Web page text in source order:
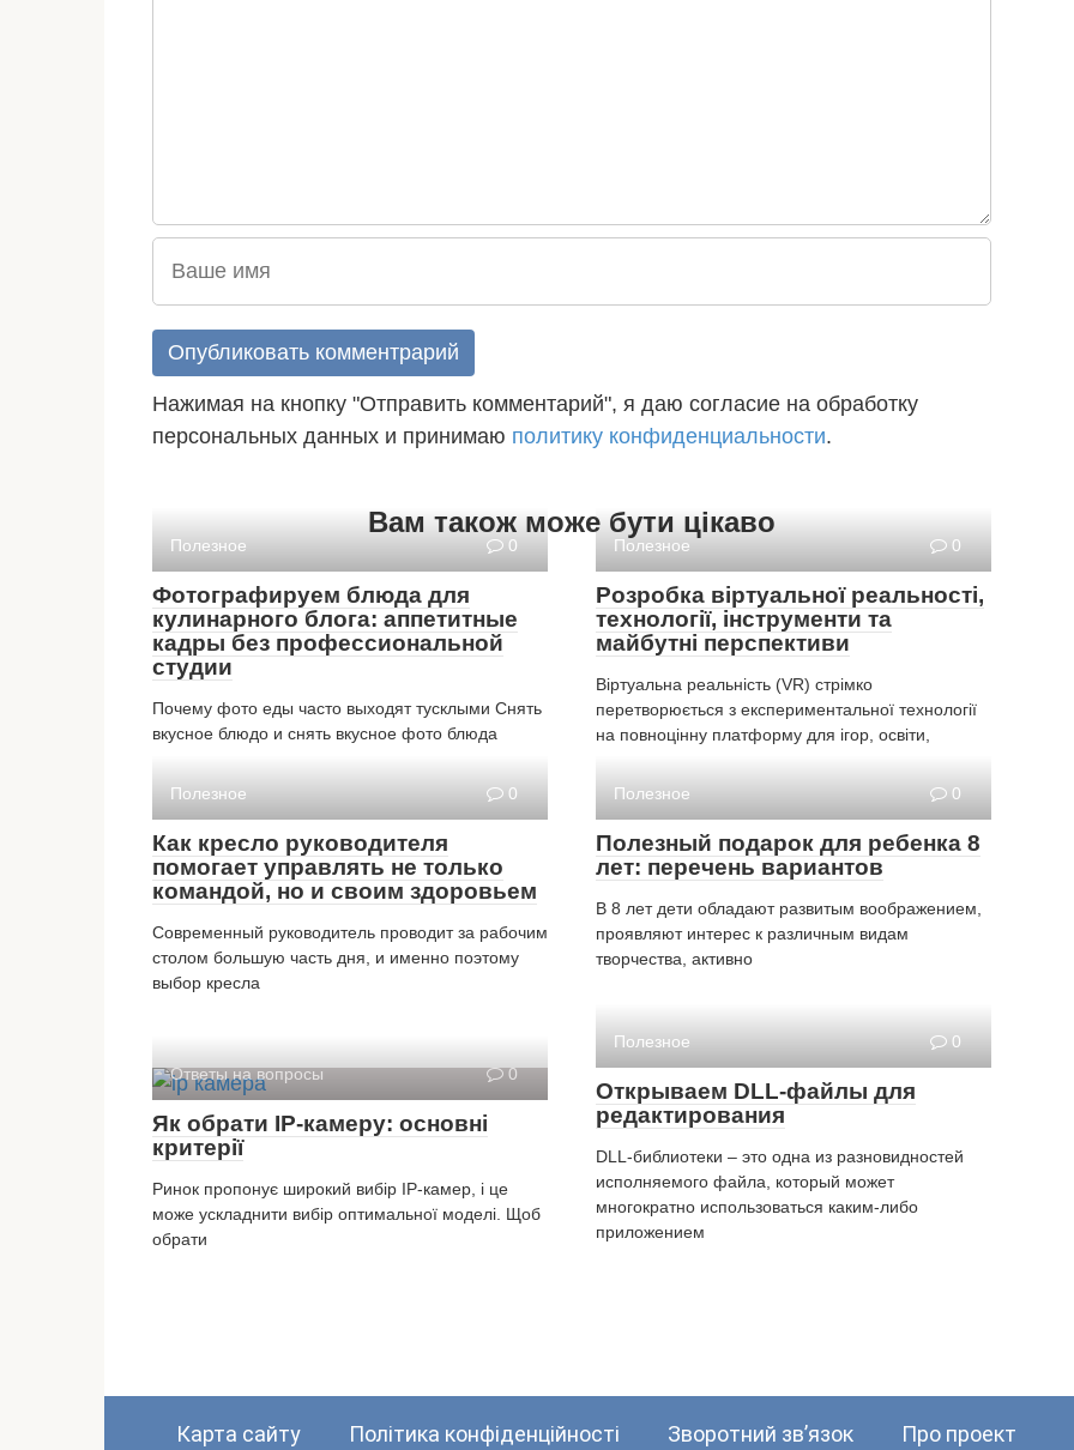
Нажимая на кнопку "Отправить комментарий", я даю согласие на обработку
персональных данных и принимаю политику конфиденциальности.
Вам також може бути цікаво
Полезное 0
Фотографируем блюда для
кулинарного блога: аппетитные
кадры без профессиональной
студии
Почему фото еды часто выходят тусклыми Снять
вкусное блюдо и снять вкусное фото блюда
Полезное 0
Розробка віртуальної реальності,
технології, інструменти та
майбутні перспективи
Віртуальна реальність (VR) стрімко
перетворюється з експериментальної технології
на повноцінну платформу для ігор, освіти,
Полезное 0
Как кресло руководителя
помогает управлять не только
командой, но и своим здоровьем
Современный руководитель проводит за рабочим
столом большую часть дня, и именно поэтому
выбор кресла
Полезное 0
Полезный подарок для ребенка 8
лет: перечень вариантов
В 8 лет дети обладают развитым воображением,
проявляют интерес к различным видам
творчества, активно
Ответы на вопросы 0
Як обрати IP-камеру: основні
критерії
Ринок пропонує широкий вибір IP-камер, і це
може ускладнити вибір оптимальної моделі. Щоб
обрати
Полезное 0
Открываем DLL-файлы для
редактирования
DLL-библиотеки – это одна из разновидностей
исполняемого файла, который может
многократно использоваться каким-либо
приложением
Карта сайту Політика конфіденційності Зворотний зв’язок Про проект